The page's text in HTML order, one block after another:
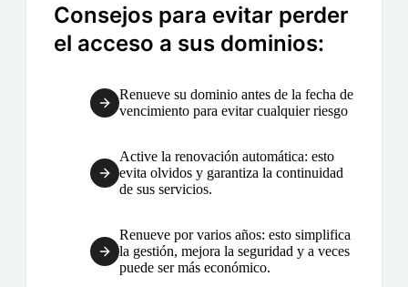
Consejos para evitar perder
el acceso a sus dominios:
Renueve su dominio antes de la fecha de
vencimiento para evitar cualquier riesgo
Active la renovación automática: esto
evita olvidos y garantiza la continuidad
de sus servicios.
Renueve por varios años: esto simplifica
la gestión, mejora la seguridad y a veces
puede ser más económico.